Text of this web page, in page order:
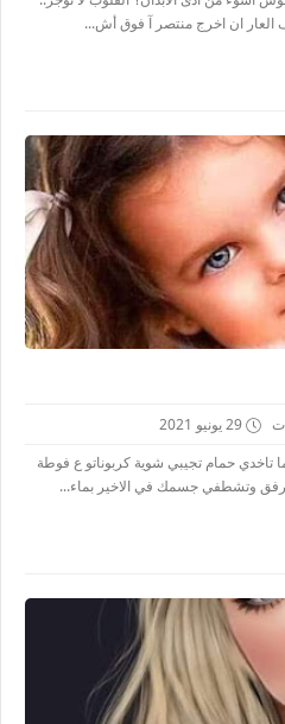
ان اخرج منتصر آ فوق أش...
29 يونيو 2021
تاخدي حمام تجيبي شوية كربوناتو ع فوطة
وتشطفي جسمك في الاخير بماء...